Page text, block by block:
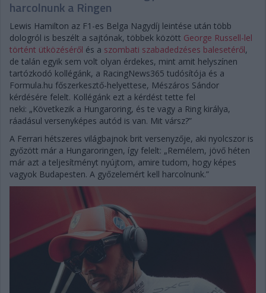
harcolnunk a Ringen
Lewis Hamilton az F1-es Belga Nagydíj leintése után több
dologról is beszélt a sajtónak, többek között George Russell-lel
történt ütközéséről és a szombati szabadedzéses balesetéről,
de talán egyik sem volt olyan érdekes, mint amit helyszínen
tartózkodó kollégánk, a RacingNews365 tudósítója és a
Formula.hu főszerkesztő-helyettese, Mészáros Sándor
kérdésére felelt. Kollégánk ezt a kérdést tette fel
neki: „Következik a Hungaroring, és te vagy a Ring királya,
ráadásul versenyképes autód is van. Mit vársz?”
A Ferrari hétszeres világbajnok brit versenyzője, aki nyolcszor is
győzött már a Hungaroringen, így felelt: „Remélem, jövő héten
már azt a teljesítményt nyújtom, amire tudom, hogy képes
vagyok Budapesten. A győzelemért kell harcolnunk.”